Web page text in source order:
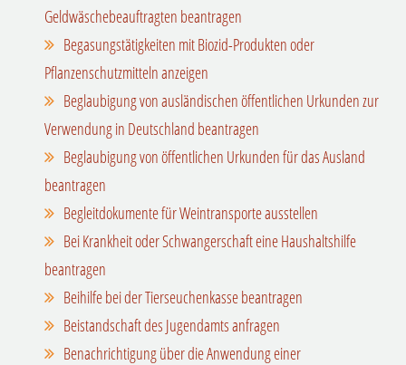
Geldwäschebeauftragten beantragen
Begasungstätigkeiten mit Biozid-Produkten oder
Pflanzenschutzmitteln anzeigen
Beglaubigung von ausländischen öffentlichen Urkunden zur
Verwendung in Deutschland beantragen
Beglaubigung von öffentlichen Urkunden für das Ausland
beantragen
Begleitdokumente für Weintransporte ausstellen
Bei Krankheit oder Schwangerschaft eine Haushaltshilfe
beantragen
Beihilfe bei der Tierseuchenkasse beantragen
Beistandschaft des Jugendamts anfragen
Benachrichtigung über die Anwendung einer